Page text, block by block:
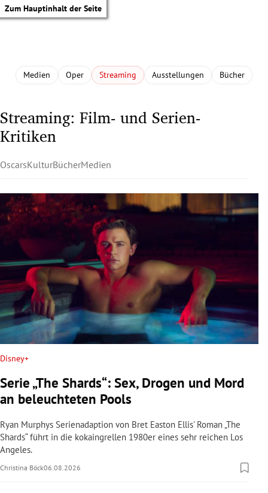
Zum Hauptinhalt der Seite
Untermenü
Untermenü
Untermenü
Untermenü
Untermenü
Untermenü
Untermenü
Untermenü
Medien Oper Streaming Ausstellungen Bücher
Streaming: Film- und Serien-
Kritiken
OscarsKulturBücherMedien
Disney+
Serie „The Shards“: Sex, Drogen und Mord
an beleuchteten Pools
Ryan Murphys Serienadaption von Bret Easton Ellis' Roman „The
Shards“ führt in die kokaingrellen 1980er eines sehr reichen Los
Angeles.
Christina Böck06.08.2026